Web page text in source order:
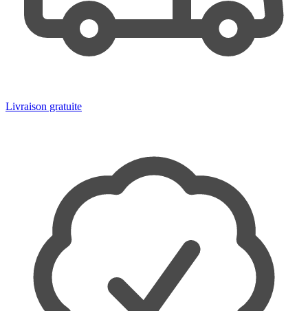
Livraison gratuite